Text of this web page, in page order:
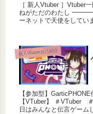
［ 新人Vtuber ］Vtuber一
ねがただのわたし ━━━━━━━ ∙ʚ†ɞ∙ ━━━━━━━ インタ
ーネットで天使をしてい
新人Vtuber自己紹介
【参加型】
【VTuber】 ＃VTuber​ ＃GarticPHONE ＃新人VTuber​ 今